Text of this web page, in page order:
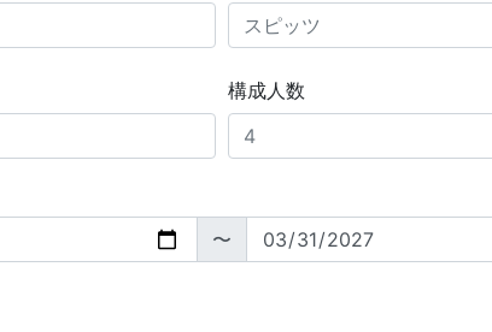
構成人数
〜